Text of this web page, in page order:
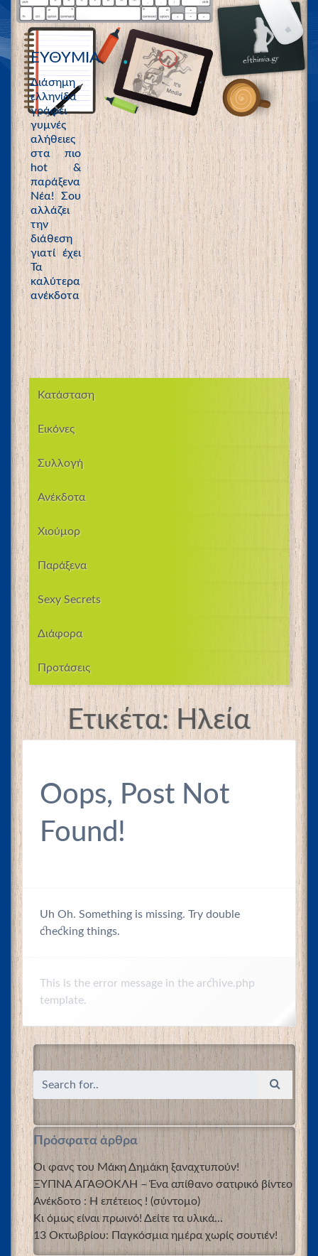
ΕΥΘΥΜΙΑ
Διάσημη
ελληνίδα
γράφει
γυμνές
αλήθειες
στα πιο
hot &
παράξενα
Νέα! Σου
αλλάζει
την
διάθεση
γιατί έχει
Τα
καλύτερα
ανέκδοτα
Κατάσταση
Εικόνες
Συλλογή
Ανέκδοτα
Χιούμορ
Παράξενα
Sexy Secrets
Διάφορα
Προτάσεις
Ετικέτα: Ηλεία
Oops, Post Not
Found!
Uh Oh. Something is missing. Try double
checking things.
This is the error message in the archive.php
template.
Πρόσφατα άρθρα
Οι φανς του Μάκη Δημάκη ξαναχτυπούν!
ΞΥΠΝΑ ΑΓΑΘΟΚΛΗ – Ένα απίθανο σατιρικό βίντεο
Ανέκδοτο : Η επέτειος ! (σύντομο)
Κι όμως είναι πρωινό! Δείτε τα υλικά…
13 Οκτωβρίου: Παγκόσμια ημέρα χωρίς σουτιέν!